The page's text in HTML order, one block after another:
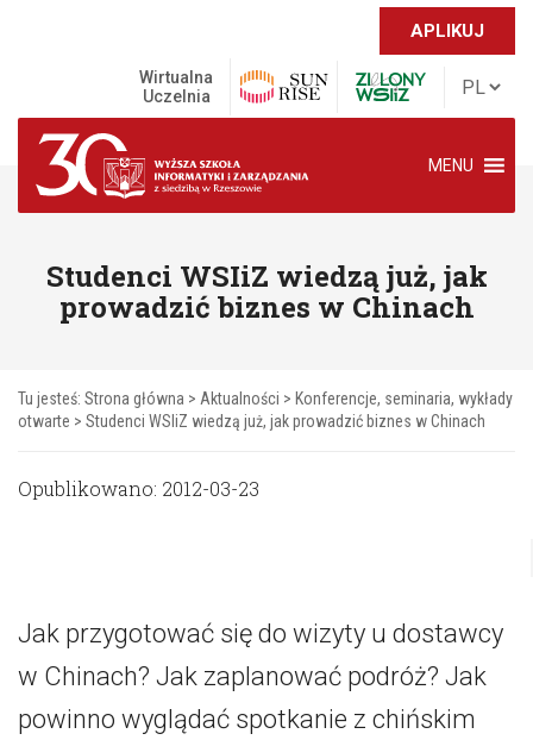
APLIKUJ
Wirtualna
Uczelnia
MENU
Studenci WSIiZ wiedzą już, jak
prowadzić biznes w Chinach
Tu jesteś: Strona główna > Aktualności > Konferencje, seminaria, wykłady
otwarte > Studenci WSIiZ wiedzą już, jak prowadzić biznes w Chinach
Opublikowano: 2012-03-23
Jak przygotować się do wizyty u dostawcy
w Chinach? Jak zaplanować podróż? Jak
powinno wyglądać spotkanie z chińskim